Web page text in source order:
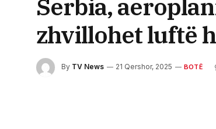
Serbia,
zhvillohet luftë
By TV News 21 Qershor, 2025 BOTË